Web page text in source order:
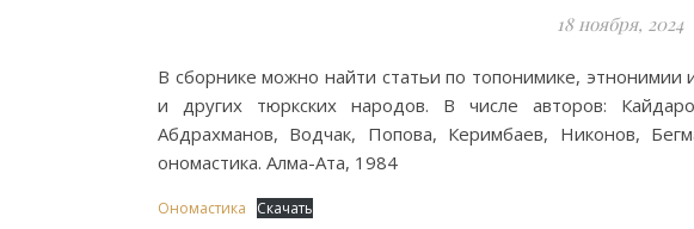
18 ноября, 2024
В сборнике можно найти статьи по топонимике,
и других тюркских народов. В числе авторов:
Абдрахманов, Водчак, Попова, Керимбаев, Никонов,
ономастика. Алма-Ата, 1984
Ономастика Скачать